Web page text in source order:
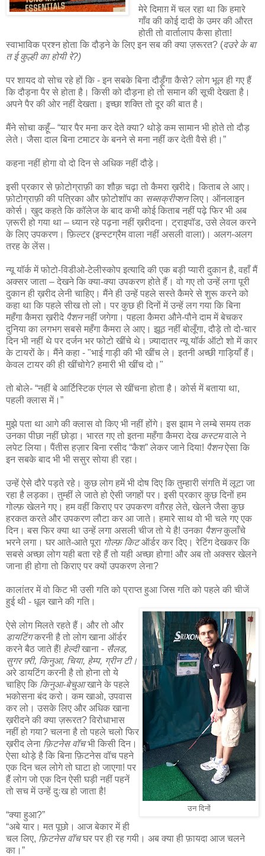
मेरे दिमाग़ में चल रहा था कि हमारे
गाँव की कोई दादी के उमर की औरत
होती तो वार्तालाप कैसा होता!
स्वाभाविक प्रश्न होता कि दौड़ने के लिए इन सब की क्या ज़रूरत? (दउरे के बा
त ई कुल्ही का होयी रे?)
पर शायद वो सोच रहे हों कि - इन सबके बिना दौड़ूँगा कैसे? लोग भूल ही गए हैं
कि दौड़ना पैर से होता है। किसी को दौड़ना हो तो समान की सूची देखता है।
अपने पैर की ओर नहीं देखता। इच्छा शक्ति तो दूर की बात है।
मैंने सोचा कहूँ– “यार पैर मना कर देते क्या? थोड़े कम सामान भी होते तो दौड़
लेते। जैसा दाल बिना टमाटर के बनने से मना नहीं कर देती वैसे ही।”
कहना नहीं होगा वो दो दिन से अधिक नहीं दौड़े।
इसी प्रकार से फ़ोटोग्राफ़ी का शौक़ चढ़ा तो कैमरा ख़रीदे। किताब ले आए।
फ़ोटोग्राफ़ी की पत्रिका और फ़ोटोशॉप का सब्सक्रीप्शनलिए। ऑनलाइन
कोर्स। खुद कहते कि कॉलेज के बाद कभी कोई किताब नहीं पढ़े फिर भी अब
ज़रूरी हो गया था – ध्यान रहे पढ़ना नहीं ख़रीदना। ट्राइपॉड, उसे लेवल करने
के लिए उपकरण। फ़िल्टर (इन्स्टग्रैम वाला नहीं असली वाला)। अलग-अलग
तरह के लेंस।
न्यू यॉर्क में फोटो-विडीओ-टेलीस्कोप इत्यादि की एक बड़ी प्यारी दुकान है, वहाँ मैं
अक्सर जाता – देखने कि क्या-क्या उपकरण होते हैं। वो गए तो उन्हें लगा पूरी
दुकान ही ख़रीद लेनी चाहिए। मैंने ही उन्हें पहले सस्ते कैमरे से शुरू करने को
कहा था कि पहले सीख तो लो। पर कुछ ही दिनों में उन्हें लग गया कि बिना
महँगा कैमरा ख़रीदे पैशननहीं जगेगा। पहला कैमरा औने-पौने दाम में बेचकर
दुनिया का लगभग सबसे महँगा कैमरा ले आए। झूठ नहीं बोलूँगा, दौड़े तो दो-चार
दिन भी नहीं थे पर दर्जन भर फोटो खींचे थे। ज़्यादातर न्यू यॉर्क ऑटो शो में कार
के टायरों के। मैंने कहा - "भाई गाड़ी की भी खींच ले। इतनी अच्छी गाड़ियाँ हैं।
केवल टायर की ही खींचोगे? हमारी भी खींच दो।"
तो बोले- “नहीं बे आर्टिस्टिक एंगल से खींचना होता है। कोर्स में बताया था,
पहली क्लास में।”
मुझे पता था आगे की क्लास वो किए भी नहीं होंगे। इस झाम ने लम्बे समय तक
उनका पीछा नहीं छोड़ा। भारत गए तो इतना महँगा कैमरा देख कस्टमवाले ने
लपेट लिया। पैंतीस हज़ार बिना रसीद “कैश” लेकर जाने दिया! पैशनऐसा कि
इन सबके बाद भी भी ससुर सोया ही रहा।
उन्हें ऐसे दौरे पड़ते रहे। कुछ लोग हमें भी दोष दिए कि तुम्हारी संगति में लूटा जा
रहा है लड़का। तुम्हीं ले जाते हो ऐसी जगहों पर। इसी प्रकार कुछ दिनों हम
गोल्फ़ खेलने गए। हम वहीं किराए पर उपकरण वग़ैरह लेते, खेलने जैसा कुछ
हरकत करते और उपकरण लौटा कर आ जाते। हमारे साथ वो भी चले गए एक
दिन। बस फिर क्या था उन्हें लगा असली चीज तो ये है! उनका पैशनकुलाँचे
भरने लगा। घर आते-आते पूरा गोल्फ़ किटऑर्डर कर दिए। रेटिंग देखकर कि
सबसे अच्छा लोग यही बता रहे हैं तो यही अच्छा होगा! और अब तो अक्सर खेलने
जाना ही होगा तो किराए पर क्यों उपकरण लेना?
कालांतर में वो किट भी उसी गति को प्राप्त हुआ जिस गति को पहले की चीजें
हुई थी - धूल खाने की गति।
उन दिनों
ऐसे लोग मिलते रहते हैं। और तो और
डायटिंगकरनी है तो लोग खाना ऑर्डर
करने बैठ जाते हैं! हेल्दीखाना - सैलड,
सुगर फ़्री, किनुआ, चिया, हेम्प, ग्रीन टी।
अरे डायटिंग करनी है तो होना तो ये
चाहिए कि किनुआ-बेचुआखाने के पहले
भकोसना बंद करो। कम खाओ, उपवास
कर लो। उसके लिए और अधिक खाना
ख़रीदने की क्या ज़रूरत? विरोधाभास
नहीं हो गया? चलना है तो पहले चलो फिर
ख़रीद लेना फ़िटनेस वॉचभी किसी दिन।
ऐसा थोड़े है कि बिना फ़िटनेस वॉच पहने
एक दिन चल लोगे तो घाटा हो जाएगा! पर
हैं लोग जो एक दिन ऐसी घड़ी नहीं पहनें
तो सच में उन्हें दुःख हो जाता है!
“क्या हुआ?”
“अबे यार। मत पूछो। आज बेकार में ही
चल लिए, फ़िटनेस वॉचघर पर ही रह गयी। अब क्या ही फ़ायदा आज चलने
का।”